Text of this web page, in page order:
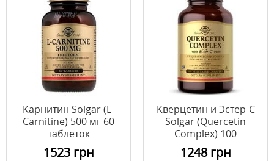
Карнитин Solgar (L-
Carnitine) 500 мг 60
таблеток
1523 грн
Кверцетин и Эстер-С
Solgar (Quercetin
Complex) 100
растительных капсул
1248 грн